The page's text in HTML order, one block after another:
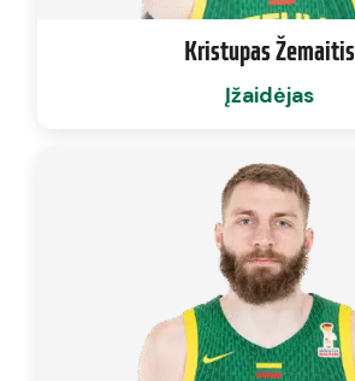
Kristupas Žemaitis
Įžaidėjas